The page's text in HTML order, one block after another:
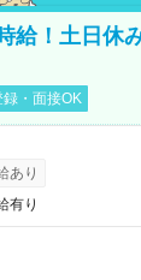
給！土日休
録・面接OK
あり
有り